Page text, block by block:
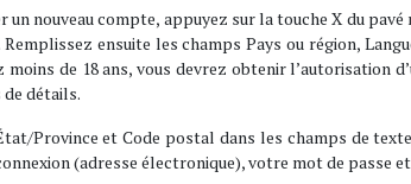
un nouveau compte, appuyez sur la touche X du
Remplissez ensuite les champs Pays ou région,
moins de 18 ans, vous devrez obtenir
détails.
Province et Code postal dans les champs de
(adresse électronique), votre mot de passe